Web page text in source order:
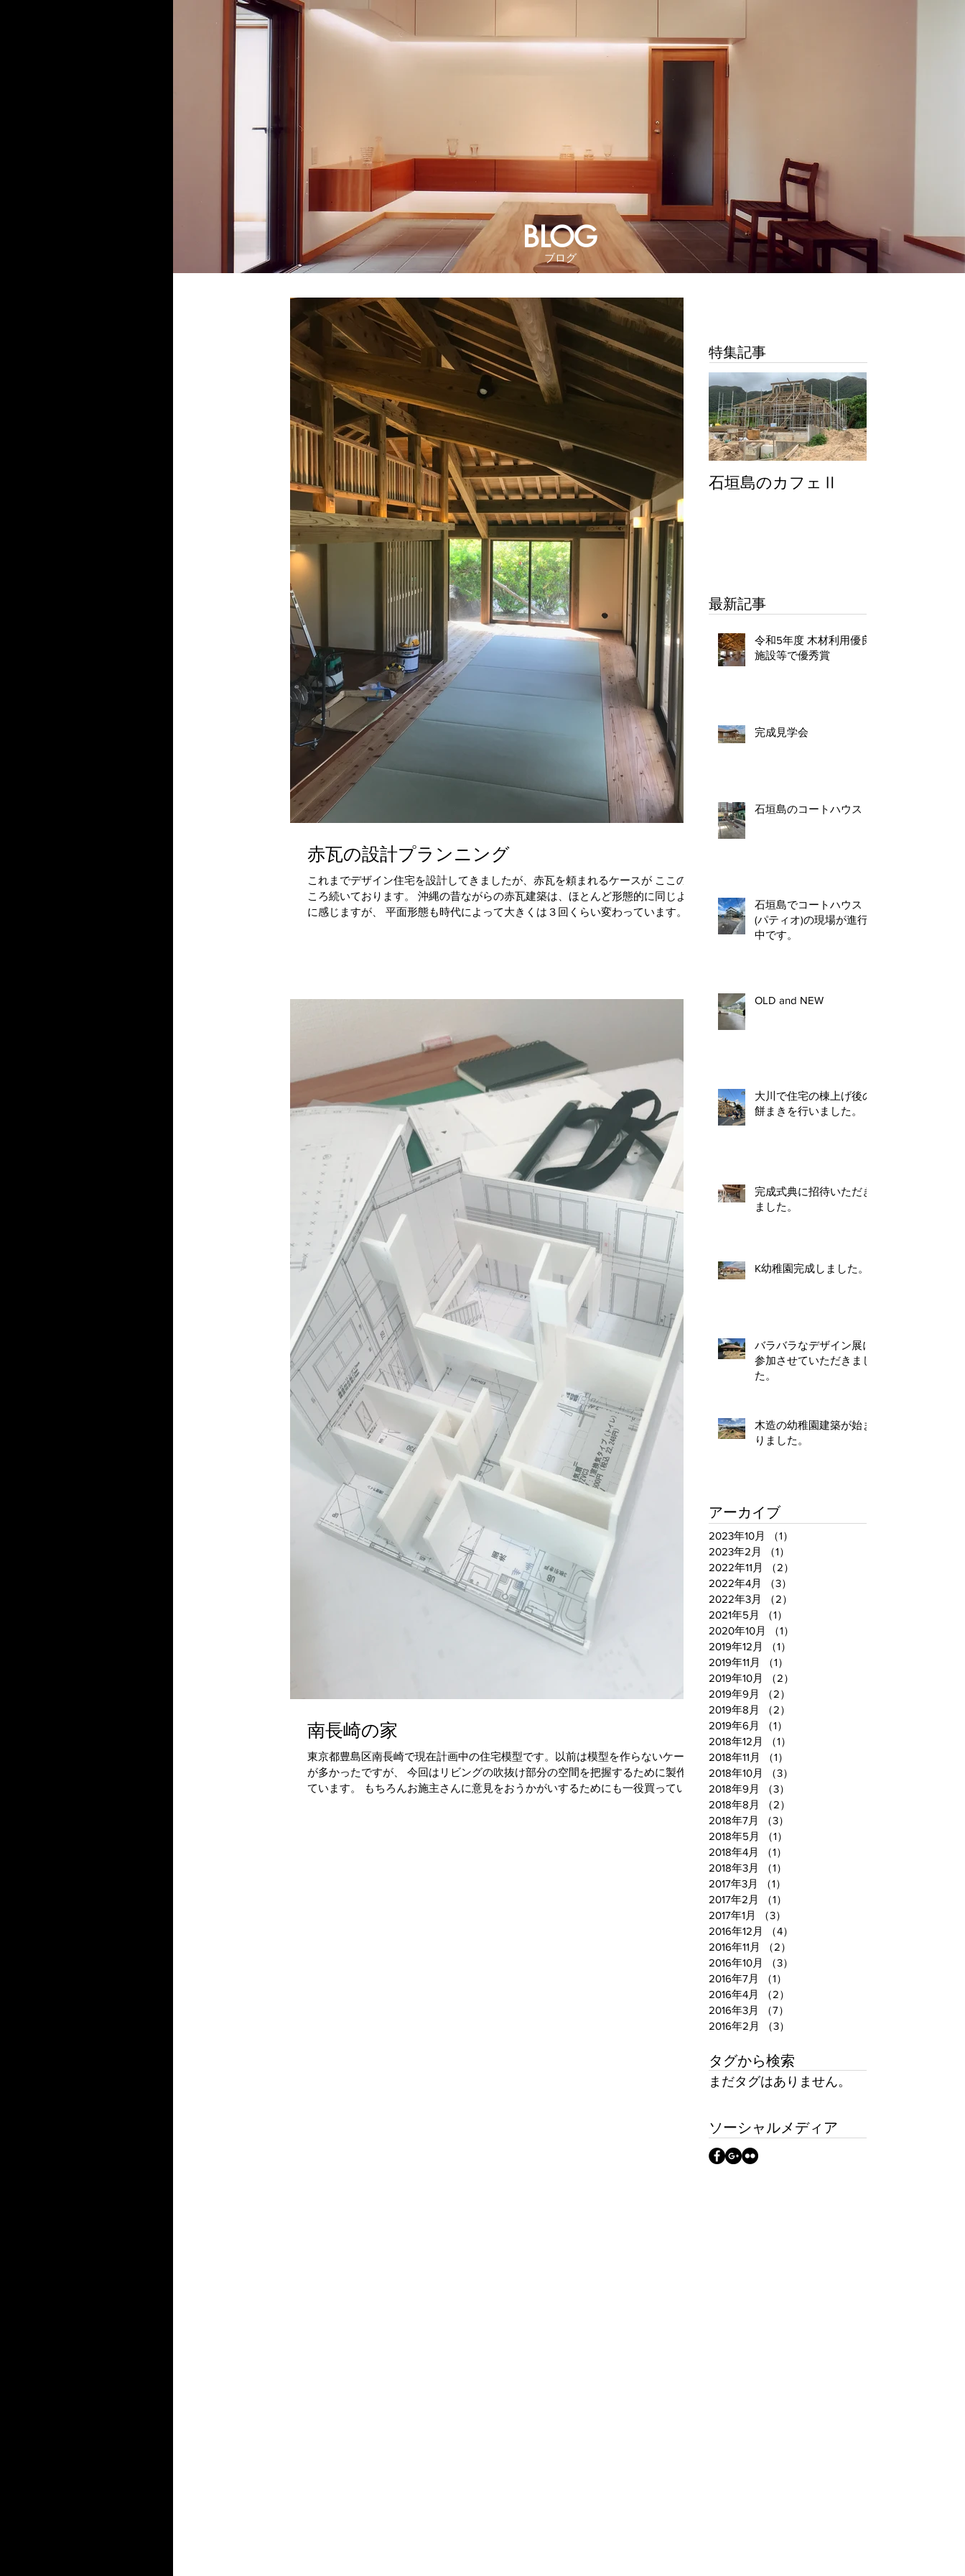
​ブログ
BLOG
アーカイブ
2023年10月 （1）
2023年2月
（1）
2022年11月
（2）
2022年4月
（3）
2022年3月
（2）
2021年5月
（1）
2020年10月
（1）
2019年12月
（1）
2019年11月
（1）
2019年10月
（2）
2019年9月
（2）
2019年8月
（2）
2019年6月
（1）
2018年12月
（1）
2018年11月
（1）
2018年10月
（3）
2018年9月
（3）
2018年8月
（2）
2018年7月
（3）
2018年5月
（1）
2018年4月
（1）
2018年3月
（1）
2017年3月
（1）
2017年2月
（1）
2017年1月
（3）
2016年12月
（4）
2016年11月
（2）
2016年10月
（3）
2016年7月
（1）
2016年4月
（2）
2016年3月
（7）
2016年2月
（3）
タグから検索
まだタグはありません。
ソーシャルメディア
特集記事
石垣島のカフェⅡ
最新記事
令和5年度 木材利用優良
施設等で優秀賞
完成見学会
石垣島のコートハウス
石垣島でコートハウス
(パティオ)の現場が進行
中です。
OLD and NEW
大川で住宅の棟上げ後の
餅まきを行いました。
完成式典に招待いただき
ました。
K幼稚園完成しました。
バラバラなデザイン展に
参加させていただきまし
た。
木造の幼稚園建築が始ま
りました。
赤瓦の設計プランニング
これまでデザイン住宅を設計してきましたが、赤瓦を頼まれるケースが ここのと
ころ続いております。 沖縄の昔ながらの赤瓦建築は、ほとんど形態的に同じよう
に感じますが、 平面形態も時代によって大きくは３回くらい変わっています。...
南長崎の家
東京都豊島区南長崎で現在計画中の住宅模型です。以前は模型を作らないケース
が多かったですが、 今回はリビングの吹抜け部分の空間を把握するために製作し
ています。 もちろんお施主さんに意見をおうかがいするためにも一役買っていま